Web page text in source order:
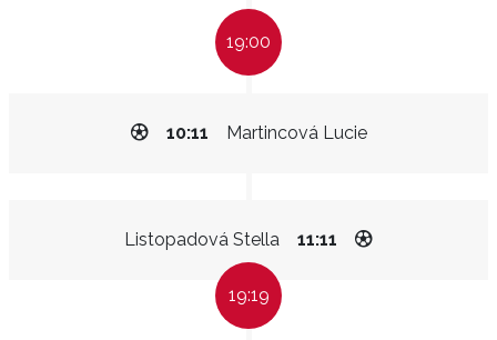
19:00
Martincová Lucie
10:11
Listopadová Stella 11:11
19:19